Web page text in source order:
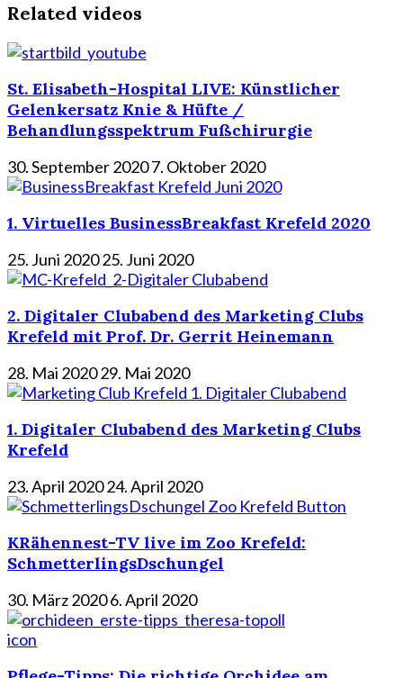
Related videos
St. Elisabeth-Hospital LIVE: Künstlicher
Gelenkersatz Knie & Hüfte /
Behandlungsspektrum Fußchirurgie
30. September 20207. Oktober 2020
1. Virtuelles BusinessBreakfast Krefeld 2020
25. Juni 202025. Juni 2020
2. Digitaler Clubabend des Marketing Clubs
Krefeld mit Prof. Dr. Gerrit Heinemann
28. Mai 202029. Mai 2020
1. Digitaler Clubabend des Marketing Clubs
Krefeld
23. April 202024. April 2020
KRähennest-TV live im Zoo Krefeld:
SchmetterlingsDschungel
30. März 20206. April 2020
icon